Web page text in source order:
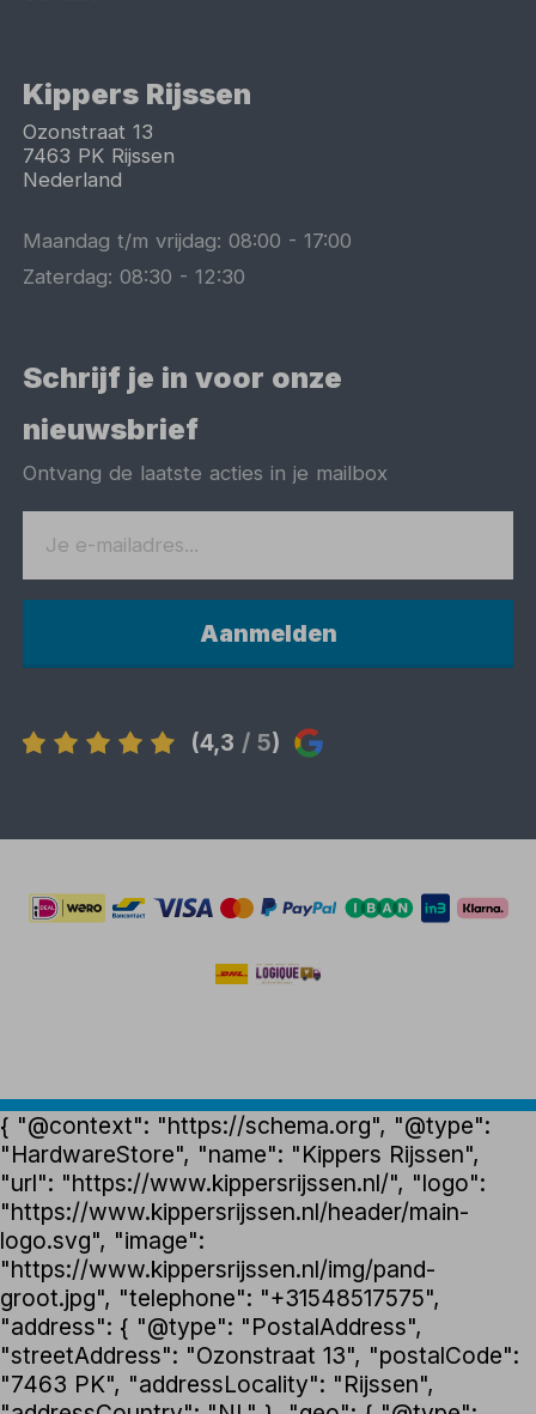
Kippers Rijssen
Ozonstraat 13
7463 PK Rijssen
Nederland
Maandag t/m vrijdag:08:00 -17:00
Zaterdag:08:30 -12:30
Schrijf je in voor onze
nieuwsbrief
Ontvang de laatste acties in je mailbox
Aanmelden
(4,3 / 5)
{ "@context": "https://schema.org", "@type":
"HardwareStore", "name": "Kippers Rijssen",
"url": "https://www.kippersrijssen.nl/", "logo":
"https://www.kippersrijssen.nl/header/main-
logo.svg", "image":
"https://www.kippersrijssen.nl/img/pand-
groot.jpg", "telephone": "+31548517575",
"address": { "@type": "PostalAddress",
"streetAddress": "Ozonstraat 13", "postalCode":
"7463 PK", "addressLocality": "Rijssen",